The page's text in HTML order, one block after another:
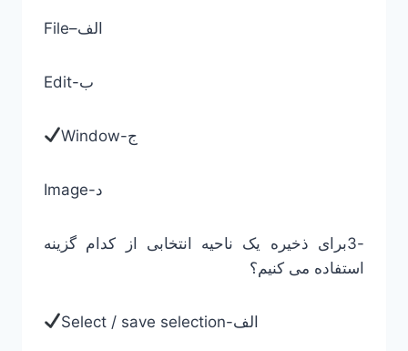
File–الف
Edit-ب
Window-ج
Image-د
-3برای ذخیره یک ناحیه انتخابی از کدام گزینه
استفاده می کنیم؟
Select / save selection-الف